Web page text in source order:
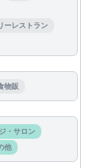
ーレストラン
物販
・サロン
他